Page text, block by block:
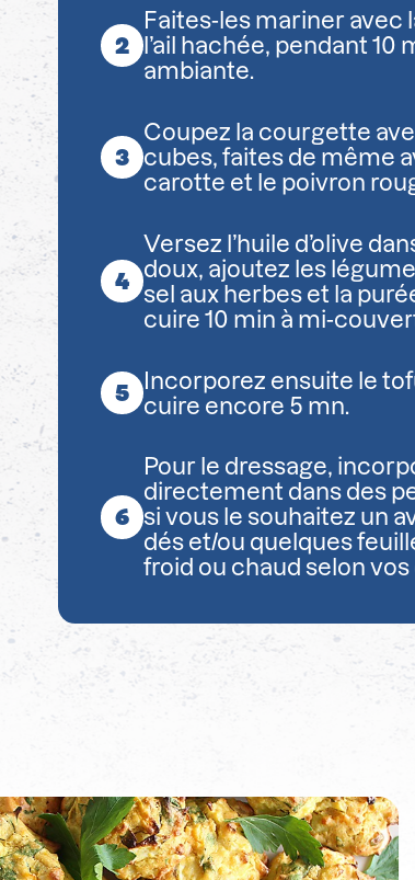
Faites-les mariner avec
l’ail hachée, pendant
ambiante.
Coupez la courgette
cubes, faites de même
carotte et le poivron
Versez l’huile d’olive
doux, ajoutez les
sel aux herbes et la
cuire 10 min à mi-
Incorporez ensuite le
cuire encore 5 mn.
Pour le dressage,
directement dans des
si vous le souhaitez un
dés et/ou quelques
froid ou chaud selon vos